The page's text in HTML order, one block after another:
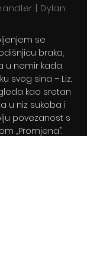
| Dylan
se
braka,
u nemir kada
svog sina – Liz.
kao sretan
u niz sukoba i
povezanost s
„Promjena”.